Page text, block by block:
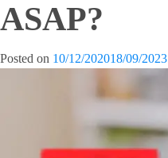
ASAP?
Posted on 10/12/202018/09/2023